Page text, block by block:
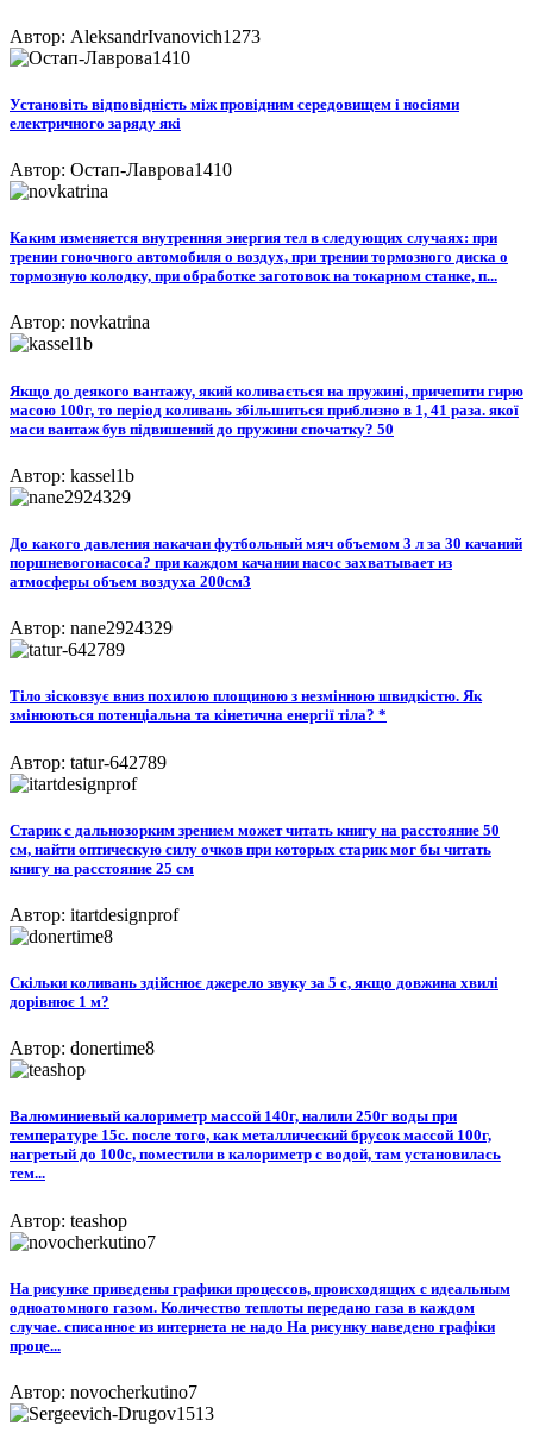
Автор: AleksandrIvanovich1273
Установіть відповідність між провідним середовищем і носіями
електричного заряду які
Автор: Остап-Лаврова1410
Каким изменяется внутренняя энергия тел в следующих случаях: при
трении гоночного автомобиля о воздух, при трении тормозного диска о
тормозную колодку, при обработке заготовок на токарном станке, п...
Автор: novkatrina
Якщо до деякого вантажу, який коливається на пружині, причепити гирю
масою 100г, то період коливань збільшиться приблизно в 1, 41 раза. якої
маси вантаж був підвишений до пружини спочатку? 50
Автор: kassel1b
До какого давления накачан футбольный мяч объемом 3 л за 30 качаний
поршневогонасоса? при каждом качании насос захватывает из
атмосферы объем воздуха 200см3
Автор: nane2924329
Тіло зісковзує вниз похилою площиною з незмінною швидкістю. Як
змінюються потенціальна та кінетична енергії тіла? *
Автор: tatur-642789
Старик с дальнозорким зрением может читать книгу на расстояние 50
см, найти оптическую силу очков при которых старик мог бы читать
книгу на расстояние 25 см
Автор: itartdesignprof
Скільки коливань здійснює джерело звуку за 5 с, якщо довжина хвилі
дорівнює 1 м?
Автор: donertime8
Валюминиевый калориметр массой 140г, налили 250г воды при
температуре 15с. после того, как металлический брусок массой 100г,
нагретый до 100с, поместили в калориметр с водой, там установилась
тем...
Автор: teashop
На рисунке приведены графики процессов, происходящих с идеальным
одноатомного газом. Количество теплоты передано газа в каждом
случае. списанное из интернета не надо На рисунку наведено графіки
проце...
Автор: novocherkutino7